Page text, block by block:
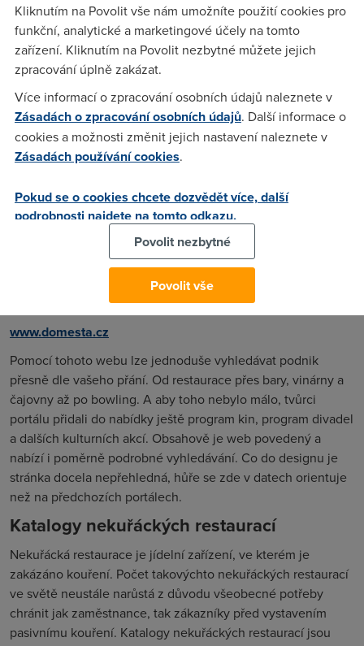
Hotovky On-line
www.hotovky-online.cz
Tato databáze restaurací je určena pro vyhledávání
restauračních zařízení podle zadané kombinace
vyhledávacích kritérií. Vyhledávání zohledňuje, zda máte
například určitý typ stravenek, preferujete určitou značku
piva a máte zrovna chuť na nějaké konkrétní hotové jídlo,
restaurací seřazených do kategorií dle piva, vína, jídel,
stravenek nebo dle speciálních akcí, které v daném podniku
právě probíhají. Design stránek je jednoduchý, vše ale
funguje spolehlivě a vyhledávání je rychlé. Nejvíce lze
ocenit zapojení hledání dle typu stravenek.
www.domesta.cz
Pomocí tohoto webu lze jednoduše vyhledávat podnik
přesně dle vašeho přání. Od restaurace přes bary, vinárny a
čajovny až po bowling. A aby toho nebylo málo, tvůrci
portálu přidali do nabídky ještě program kin, program divadel
a dalších kulturních akcí. Obsahově je web povedený a
nabízí i poměrně podrobné vyhledávání. Co do designu je
stránka docela nepřehledná, hůře se zde v datech orientuje
než na předchozích portálech.
Katalogy nekuřáckých restaurací
Nekuřácká restaurace je jídelní zařízení, ve kterém je
zakázáno kouření. Počet takovýchto nekuřáckých restaurací
ve světě neustále narůstá z důvodu všeobecné potřeby
chránit jak zaměstnance, tak zákazníky před vystavením
pasivnímu kouření. Katalogy nekuřáckých restaurací jsou
Kliknutím na Povolit vše nám umožníte použití cookies pro
funkční, analytické a marketingové účely na tomto
zařízení. Kliknutím na Povolit nezbytné můžete jejich
zpracování úplně zakázat.
Více informací o zpracování osobních údajů naleznete v
Zásadách o zpracování osobních údajů. Další informace o
cookies a možnosti změnit jejich nastavení naleznete v
Zásadách používání cookies.
Pokud se o cookies chcete dozvědět více, další
podrobnosti najdete na tomto odkazu.
Povolit nezbytné
Povolit vše